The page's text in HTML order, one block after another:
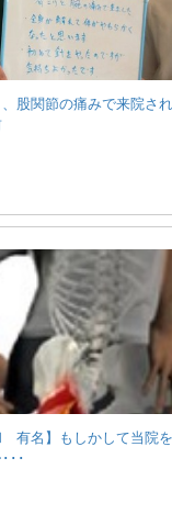
股関節の痛みで来院さ
有名】もしかして当院
･･